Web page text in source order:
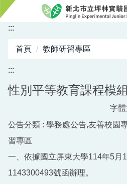
跳
主
容
:::
首頁 教師研習專區
:::
性別平等教育課程模
字
公告分類 : 學務處公告,友善校園
習專區
一、依據國立屏東大學114年5月
1143300493號函辦理。